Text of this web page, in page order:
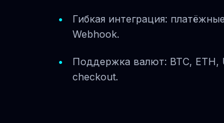
Гибкая интеграция:
Webhook.
Поддержка валют: BTC, ETH,
checkout.